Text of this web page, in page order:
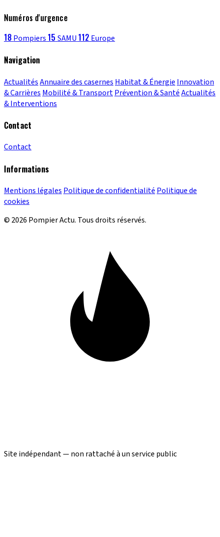
Numéros d'urgence
18 Pompiers 15 SAMU 112 Europe
Navigation
ActualitésAnnuaire des casernes Habitat & Énergie Innovation
& Carrières Mobilité & TransportPrévention & SantéActualités
& Interventions
Contact
Contact
Informations
Mentions légales Politique de confidentialité Politique de
cookies
© 2026 Pompier Actu. Tous droits réservés.
Site indépendant — non rattaché à un service public